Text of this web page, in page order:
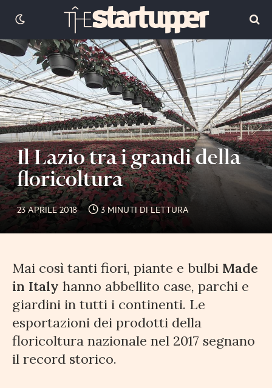
Il Lazio tra i grandi della
floricoltura
23 APRILE 2018 3 MINUTI DI LETTURA
Mai così tanti fiori, piante e bulbi Made
in Italy hanno abbellito case, parchi e
giardini in tutti i continenti. Le
esportazioni dei prodotti della
floricoltura nazionale nel 2017 segnano
il record storico.